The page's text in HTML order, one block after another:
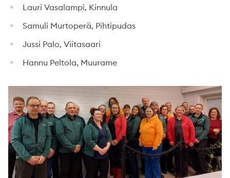
Lauri Vasalampi, Kinnula
Samuli Murtoperä, Pihtipudas
Jussi Palo, Viitasaari
Hannu Peltola, Muurame